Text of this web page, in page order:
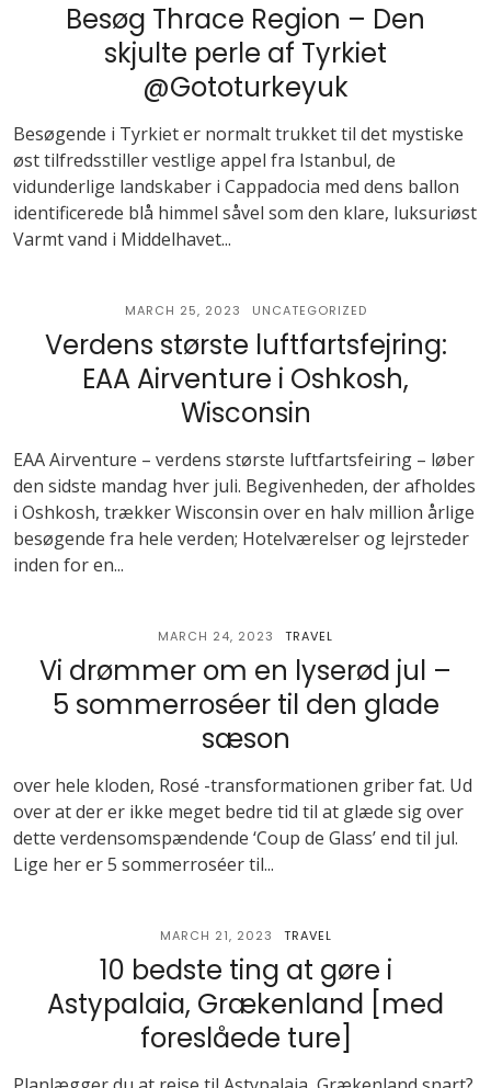
Besøg Thrace Region – Den
skjulte perle af Tyrkiet
@Gototurkeyuk
Besøgende i Tyrkiet er normalt trukket til det mystiske
øst tilfredsstiller vestlige appel fra Istanbul, de
vidunderlige landskaber i Cappadocia med dens ballon
identificerede blå himmel såvel som den klare, luksuriøst
Varmt vand i Middelhavet...
MARCH 25, 2023 UNCATEGORIZED
Verdens største luftfartsfejring:
EAA Airventure i Oshkosh,
Wisconsin
EAA Airventure – verdens største luftfartsfeiring – løber
den sidste mandag hver juli. Begivenheden, der afholdes
i Oshkosh, trækker Wisconsin over en halv million årlige
besøgende fra hele verden; Hotelværelser og lejrsteder
inden for en...
MARCH 24, 2023 TRAVEL
Vi drømmer om en lyserød jul –
5 sommerroséer til den glade
sæson
over hele kloden, Rosé -transformationen griber fat. Ud
over at der er ikke meget bedre tid til at glæde sig over
dette verdensomspændende ‘Coup de Glass’ end til jul.
Lige her er 5 sommerroséer til...
MARCH 21, 2023 TRAVEL
10 bedste ting at gøre i
Astypalaia, Grækenland [med
foreslåede ture]